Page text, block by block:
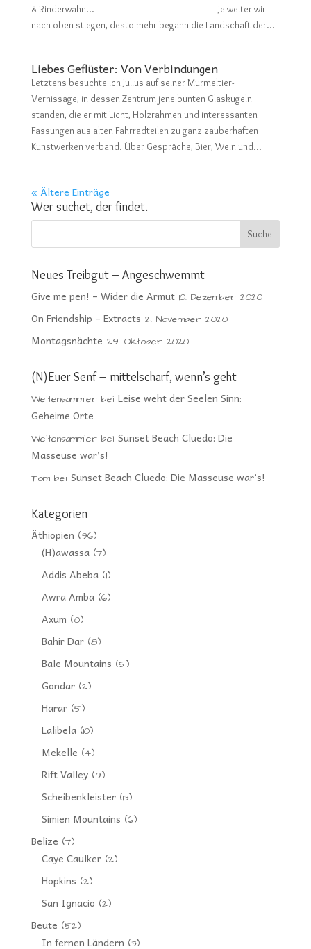
& Rinderwahn… ———————————————– Je weiter wir
nach oben stiegen, desto mehr begann die Landschaft der...
Liebes Geflüster: Von Verbindungen
Letztens besuchte ich Julius auf seiner Murmeltier-
Vernissage, in dessen Zentrum jene bunten Glaskugeln
standen, die er mit Licht, Holzrahmen und interessanten
Fassungen aus alten Fahrradteilen zu ganz zauberhaften
Kunstwerken verband. Über Gespräche, Bier, Wein und...
« Ältere Einträge
Wer suchet, der findet.
Neues Treibgut – Angeschwemmt
Give me pen! – Wider die Armut 10. Dezember 2020
On Friendship – Extracts 2. November 2020
Montagsnächte 29. Oktober 2020
(N)Euer Senf – mittelscharf, wenn’s geht
Weltensammlerbei Leise weht der Seelen Sinn:
Geheime Orte
Weltensammlerbei Sunset Beach Cluedo: Die
Masseuse war’s!
Tombei Sunset Beach Cluedo: Die Masseuse war’s!
Kategorien
Äthiopien (96)
(H)awassa(7)
Addis Abeba(11)
Awra Amba(6)
Axum (10)
Bahir Dar(8)
Bale Mountains (5)
Gondar(2)
Harar(5)
Lalibela(10)
Mekelle (4)
Rift Valley(9)
Scheibenkleister(13)
Simien Mountains (6)
Belize (7)
Caye Caulker(2)
Hopkins (2)
San Ignacio (2)
Beute (52)
In fernen Ländern (3)